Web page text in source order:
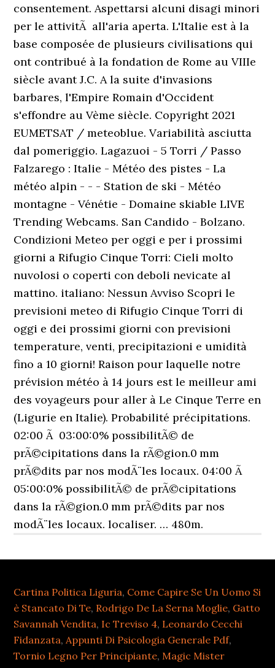
Cartina Politica Liguria, Come Capire Se Un Uomo Si
è Stancato Di Te, Rodrigo De La Serna Moglie, Gatto
Savannah Vendita, Ic Treviso 4, Leonardo Cecchi
Fidanzata,Appunti Di Psicologia Generale Pdf,
Tornio Legno Per Principiante,Magic Mister